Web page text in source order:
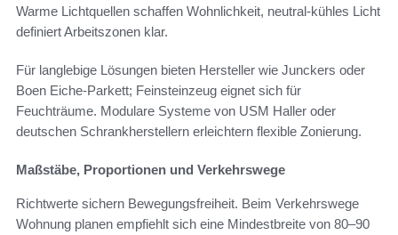
Warme Lichtquellen schaffen Wohnlichkeit, neutral-kühles Licht
definiert Arbeitszonen klar.
Für langlebige Lösungen bieten Hersteller wie Junckers oder
Boen Eiche-Parkett; Feinsteinzeug eignet sich für
Feuchträume. Modulare Systeme von USM Haller oder
deutschen Schrankherstellern erleichtern flexible Zonierung.
Maßstäbe, Proportionen und Verkehrswege
Richtwerte sichern Bewegungsfreiheit. Beim Verkehrswege
Wohnung planen empfiehlt sich eine Mindestbreite von 80–90